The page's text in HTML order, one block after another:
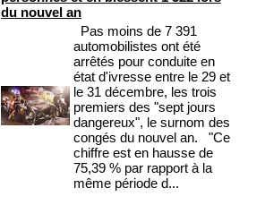
du nouvel an
Pas moins de 7 391
automobilistes ont été
arrêtés pour conduite en
état d'ivresse entre le 29 et
le 31 décembre, les trois
premiers des "sept jours
dangereux", le surnom des
congés du nouvel an. "Ce
chiffre est en hausse de
75,39 % par rapport à la
même période d...